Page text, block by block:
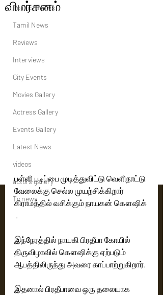
Political News
Tamil News
Reviews
Interviews
City Events
Movies Gallery
Actress Gallery
Events Gallery
Latest News
videos
actors gallery
Tv news
விமர்சனம்
பள்ளி படிப்பை முடித்துவிட்டு வெளிநாட்டு
வேலைக்கு செல்ல முயற்சிக்கிறார்
கிராமத்தில் வசிக்கும் நாயகன் கௌஷிக்
.
இந்நேரத்தில் நாயகி பிரதீபா கோயில்
திருவிழாவில் கௌஷிக்கு ஏற்படும்
ஆபத்திலிருந்து அவரை காப்பாற்றுகிறார்.
இதனால் பிரதீபாவை ஒரு தலையாக